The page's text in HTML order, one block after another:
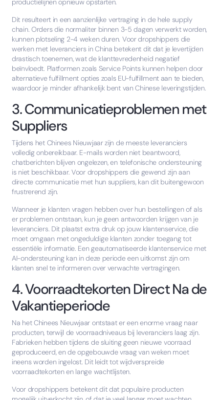
productielijnen opnieuw opstarten.
Dit resulteert in een aanzienlijke vertraging in de hele supply
chain. Orders die normaliter binnen 3-5 dagen verwerkt worden,
kunnen plotseling 2-4 weken duren. Voor dropshippers die
werken met leveranciers in China betekent dit dat je levertijden
drastisch toenemen, wat de klanttevredenheid negatief
beïnvloedt. Platformen zoals Service Points kunnen helpen door
alternatieve fulfillment opties zoals EU-fulfillment aan te bieden,
waardoor je minder afhankelijk bent van Chinese leveringstijden.
3. Communicatieproblemen met
Suppliers
Tijdens het Chinees Nieuwjaar zijn de meeste leveranciers
volledig onbereikbaar. E-mails worden niet beantwoord,
chatberichten blijven ongelezen, en telefonische ondersteuning
is niet beschikbaar. Voor dropshippers die gewend zijn aan
directe communicatie met hun suppliers, kan dit buitengewoon
frustrerend zijn.
Wanneer je klanten vragen hebben over hun bestellingen of als
er problemen ontstaan, kun je geen antwoorden krijgen van je
leveranciers. Dit plaatst extra druk op jouw klantenservice, die
moet omgaan met ongeduldige klanten zonder toegang tot
essentiële informatie. Een geautomatiseerde klantenservice met
AI-ondersteuning kan in deze periode een uitkomst zijn om
klanten snel te informeren over verwachte vertragingen.
4. Voorraadtekorten Direct Na de
Vakantieperiode
Na het Chinees Nieuwjaar ontstaat er een enorme vraag naar
producten, terwijl de voorraadniveaus bij leveranciers laag zijn.
Fabrieken hebben tijdens de sluiting geen nieuwe voorraad
geproduceerd, en de opgebouwde vraag van weken moet
ineens worden ingelost. Dit leidt tot wijdverspreide
voorraadtekorten en lange wachtlijsten.
Voor dropshippers betekent dit dat populaire producten